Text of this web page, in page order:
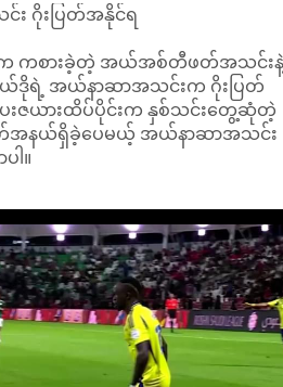
ဂိုးပြတ်အနိုင်ရ
ကစားခဲ့တဲ့ အယ်အစ်တီဖတ်အသင်း
ယ်ဒိုရဲ့ အယ်နာဆာအသင်းက ဂိုးပြတ်
းဇယားထိပ်ပိုင်းက နှစ်သင်းတွေ့ဆုံတဲ့
တ်အနယ်ရှိခဲ့ပေမယ့် အယ်နာဆာအသင်း
ါ။
စဉ်မှာ အသင်းရဲ့အဓိကတိုက်စစ်မှူး
သင်းကနေ ခေါ်ယူခဲ့တဲ့ ဘရာဇီး
ါဘရီရယ်ကို ပွဲထွက်စာရင်းမှာ
ခဲ့ရပါတယ်။
ကိုတော့ ပွဲချိန်(၃၃)မိနစ်မှာ ရော်န
ယူ ပေးခဲ့သလို ပွဲချိန်(၅၆)မိနစ်မှ
တာလစ္စကာတို့က အသီးသီး သွင်းယူပေး